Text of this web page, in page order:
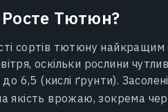
Тютюн?
сортів тютюну
оскільки рослини
6,5 (кислі ґрунти).
на якість врожаю, зокрема